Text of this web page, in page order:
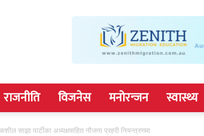
राजनीति विजनेस मनोरन्जन स्वास्थ्य
साझा पार्टीका अध्यक्षसहित नौजना प्रहरी नियन्त्रणमा